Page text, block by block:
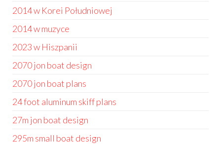
2014 w Korei Południowej
2014 w muzyce
2023 w Hiszpanii
2070 jon boat design
2070 jon boat plans
24 foot aluminum skiff plans
27m jon boat design
295m small boat design